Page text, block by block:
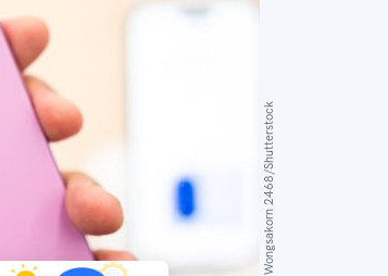
Wongsakorn 2468/Shutterstock